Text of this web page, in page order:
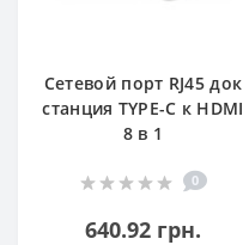
Сетевой порт RJ45 док
станция TYPE-C к HDMI
8 в 1
0
640.92 грн.